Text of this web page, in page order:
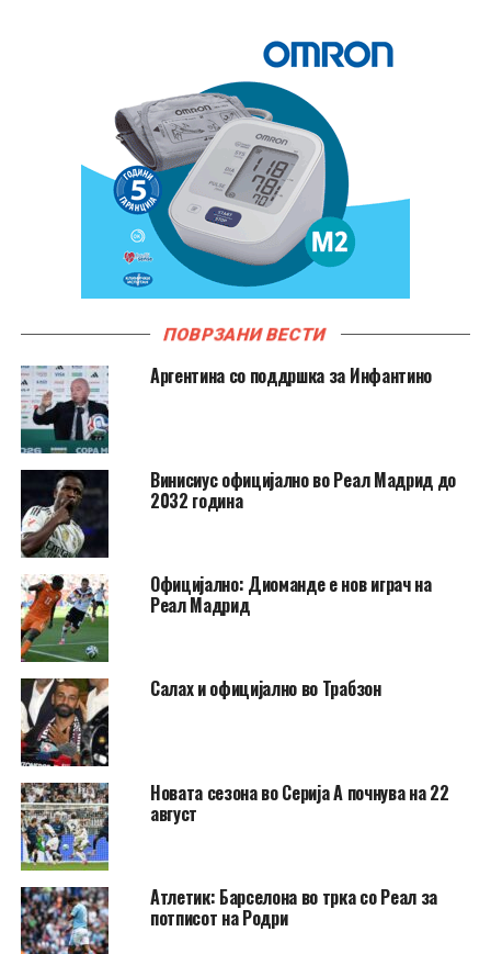
ПОВРЗАНИ ВЕСТИ
Аргентина со поддршка за Инфантино
Винисиус официјално во Реал Мадрид до
2032 година
Официјално: Диоманде е нов играч на
Реал Мадрид
Салах и официјално во Трабзон
Новата сезона во Серија А почнува на 22
август
Атлетик: Барселона во трка со Реал за
потписот на Родри